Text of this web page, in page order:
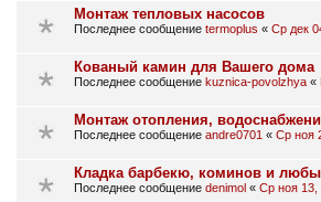
Монтаж тепловых насосов
Последнее сообщение termoplus « Ср дек
Кованый камин для Вашего дома
Последнее сообщение kuznica-povolzhya «
Монтаж отопления,
Последнее сообщение andre0701 « Ср ноя
Кладка барбекю, коминов и
Последнее сообщение denimol « Ср ноя 13,